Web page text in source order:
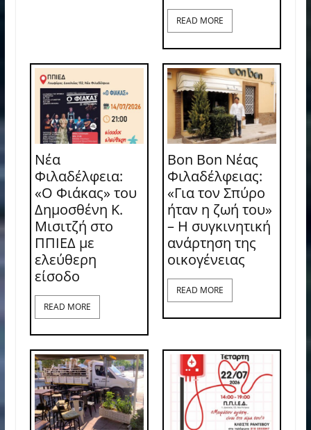
READ MORE
Νέα
Φιλαδέλφεια:
«Ο Φιάκας» του
Δημοσθένη Κ.
Μισιτζή στο
ΠΠΙΕΔ με
ελεύθερη
είσοδο
READ MORE
Bon Bon Νέας
Φιλαδέλφειας:
«Για τον Σπύρο
ήταν η ζωή του»
– Η συγκινητική
ανάρτηση της
οικογένειας
READ MORE